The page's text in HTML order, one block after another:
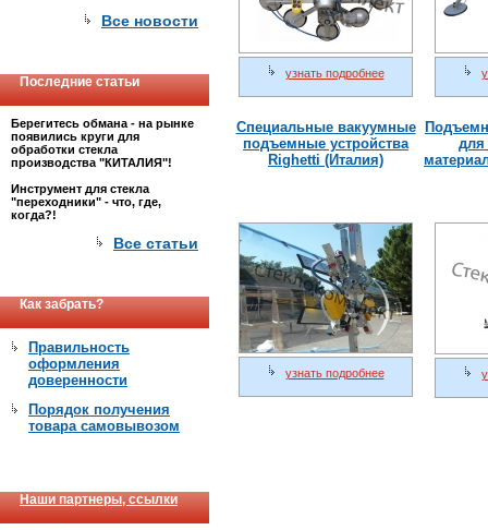
Все новости
Последние статьи
Берегитесь обмана - на рынке
появились круги для
обработки стекла
производства "КИТАЛИЯ"!
Инструмент для стекла
"переходники" - что, где,
когда?!
Все статьи
Как забрать?
Правильность
оформления
доверенности
Порядок получения
товара самовывозом
Наши партнеры, ссылки
узнать подробнее
Специальные вакуумные
подъемные устройства
Righetti (Италия)
для
узнать подробнее